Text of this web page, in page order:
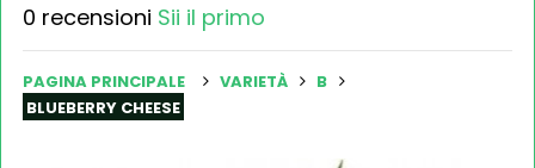
0 recensioni Sii il primo
PAGINA PRINCIPALE VARIETÀ
B
BLUEBERRY CHEESE